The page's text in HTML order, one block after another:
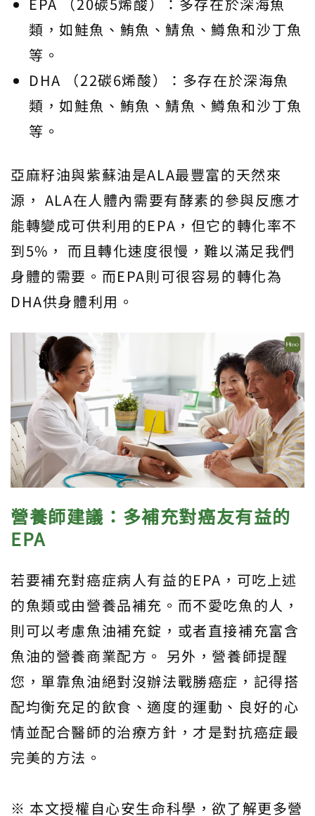
類，如鮭魚、鮪魚、鯖魚、鱒魚和沙丁魚
等。
DHA （22碳6烯酸）：多存在於深海魚
類，如鮭魚、鮪魚、鯖魚、鱒魚和沙丁魚
等。
亞麻籽油與紫蘇油是ALA最豐富的天然來
源， ALA在人體內需要有酵素的參與反應才
能轉變成可供利用的EPA，但它的轉化率不
到5%， 而且轉化速度很慢，難以滿足我們
身體的需要。而EPA則可很容易的轉化為
DHA供身體利用。
營養師建議：多補充對癌友有益的
EPA
若要補充對癌症病人有益的EPA，可吃上述
的魚類或由營養品補充。而不愛吃魚的人，
則可以考慮魚油補充錠，或者直接補充富含
魚油的營養商業配方。 另外，營養師提醒
您，單靠魚油絕對沒辦法戰勝癌症，記得搭
配均衡充足的飲食、適度的運動、良好的心
情並配合醫師的治療方針，才是對抗癌症最
完美的方法。
※ 本文授權自心安生命科學，欲了解更多營